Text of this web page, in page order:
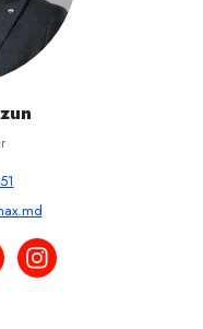
pe Facebook
Guzun pe LinkedIn
Octavian Guzun pe